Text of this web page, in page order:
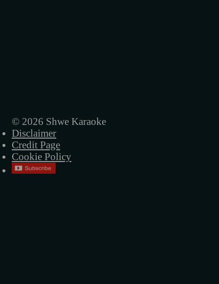
© 2026 Shwe Karaoke
Disclaimer
Credit Page
Cookie Policy